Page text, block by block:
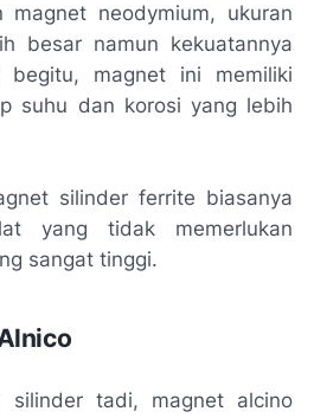
magnet neodymium, ukuran
besar namun kekuatannya
begitu, magnet ini memiliki
suhu dan korosi yang lebih
silinder ferrite biasanya
yang tidak memerlukan
sangat tinggi.
silinder tadi, magnet alcino